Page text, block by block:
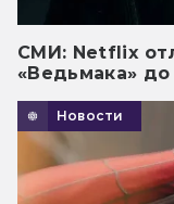
СМИ: Netflix
«Ведьмака» до
Новости